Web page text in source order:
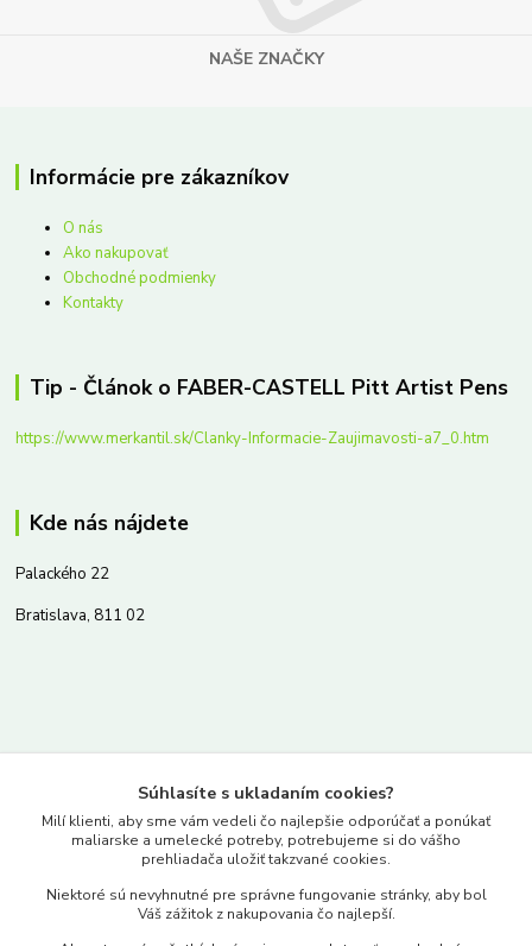
NAŠE ZNAČKY
Informácie pre zákazníkov
O nás
Ako nakupovať
Obchodné podmienky
Kontakty
Tip - Článok o FABER-CASTELL Pitt Artist Pens
https://www.merkantil.sk/Clanky-Informacie-Zaujimavosti-a7_0.htm
Kde nás nájdete
Palackého 22
Bratislava, 811 02
www.merkantil.sk
Pondelok-Piatok: 9.00-17.00hod.
Súhlasíte s ukladaním cookies?
Milí klienti, aby sme vám vedeli čo najlepšie odporúčať a ponúkať
maliarske a umelecké potreby, potrebujeme si do vášho
prehliadača uložiť takzvané cookies.
Niektoré sú nevyhnutné pre správne fungovanie stránky, aby bol
Váš zážitok z nakupovania čo najlepší.